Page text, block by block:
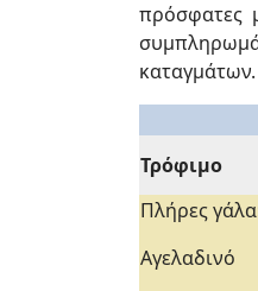
πρόσφατες
καταγμάτων.
Τρόφιμο
Πλήρες
Αγελαδινό